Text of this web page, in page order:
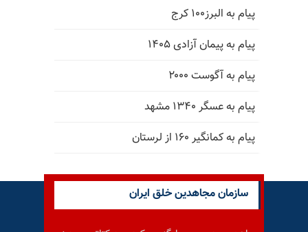
پیام به البرز۱۰۰ کرج
پیام به پیمان آزادی ۱۴۰۵
پیام به آگوست ۲۰۰۰
پیام به عسگر ۱۳۴۰ مشهد
پیام به کمانگیر ۱۶۰ از لرستان
سازمان مجاهدین خلق ایران